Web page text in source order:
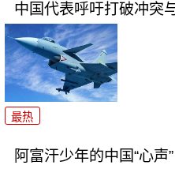
中国代表呼吁打破冲突
最热
阿富汗少年的中国“心声”